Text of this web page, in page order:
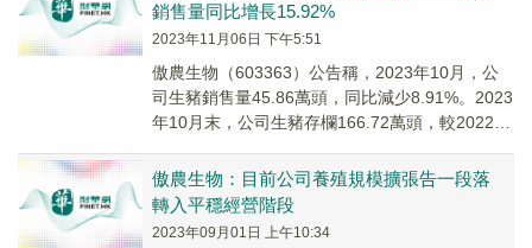
銷售量同比增長15.92%
2023年11月06日 下午5:51
傲農生物（603363）公告稱，2023年10月，公
司生豬銷售量45.86萬頭，同比減少8.91%。2023
年10月末，公司生豬存欄166.72萬頭，較2022年
傲農生物：目前公司養殖規模擴張告一段落
轉入平穩經營階段
2023年09月01日 上午10:34